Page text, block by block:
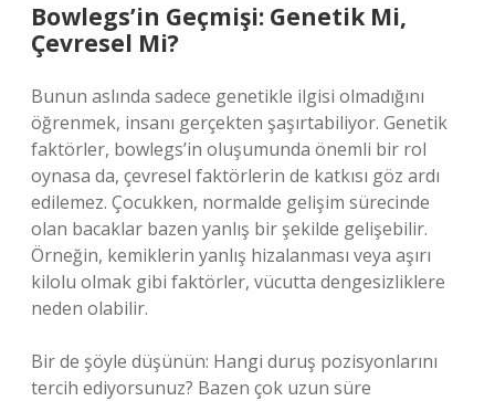
Bowlegs’in Geçmişi: Genetik Mi,
Çevresel Mi?
Bunun aslında sadece genetikle ilgisi olmadığını
öğrenmek, insanı gerçekten şaşırtabiliyor. Genetik
faktörler, bowlegs’in oluşumunda önemli bir rol
oynasa da, çevresel faktörlerin de katkısı göz ardı
edilemez. Çocukken, normalde gelişim sürecinde
olan bacaklar bazen yanlış bir şekilde gelişebilir.
Örneğin, kemiklerin yanlış hizalanması veya aşırı
kilolu olmak gibi faktörler, vücutta dengesizliklere
neden olabilir.
Bir de şöyle düşünün: Hangi duruş pozisyonlarını
tercih ediyorsunuz? Bazen çok uzun süre